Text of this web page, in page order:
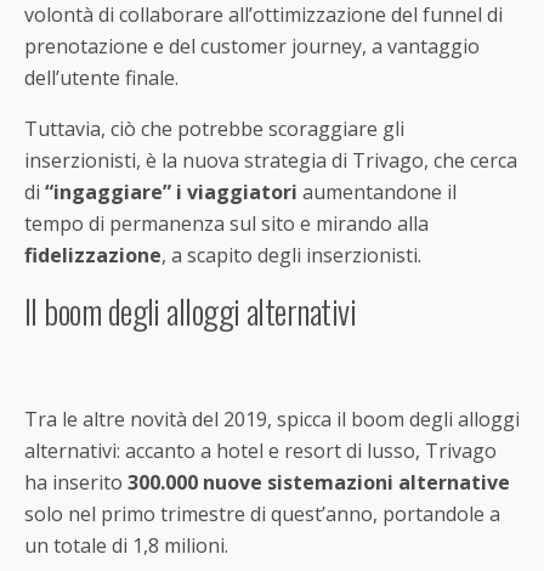
volontà di collaborare all’ottimizzazione del funnel di
prenotazione e del customer journey, a vantaggio
dell’utente finale.
Tuttavia, ciò che potrebbe scoraggiare gli
inserzionisti, è la nuova strategia di Trivago, che cerca
di “ingaggiare” i viaggiatori aumentandone il
tempo di permanenza sul sito e mirando alla
fidelizzazione, a scapito degli inserzionisti.
Il boom degli alloggi alternativi
Tra le altre novità del 2019, spicca il boom degli alloggi
alternativi: accanto a hotel e resort di lusso, Trivago
ha inserito 300.000 nuove sistemazioni alternative
solo nel primo trimestre di quest’anno, portandole a
un totale di 1,8 milioni.